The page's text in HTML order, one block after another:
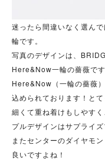
迷ったら間違いなく選ん
輪です。
写真のデザインは、
Here&Now一輪の薔薇です
Here&Now（一輪の薔薇
込められております！と
細くて重ね着けもしやす
プルデザインはサプライ
またセンターのダイヤモ
良いですよね！